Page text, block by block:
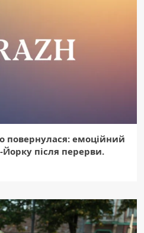
повернулася: емоційний
після перерви.